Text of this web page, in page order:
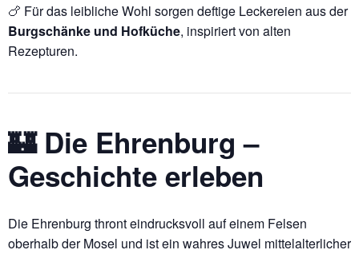
🍗 Für das leibliche Wohl sorgen deftige Leckereien aus der
Burgschänke und Hofküche, inspiriert von alten
Rezepturen.
🏰 Die Ehrenburg –
Geschichte erleben
Die Ehrenburg thront eindrucksvoll auf einem Felsen
oberhalb der Mosel und ist ein wahres Juwel mittelalterlicher